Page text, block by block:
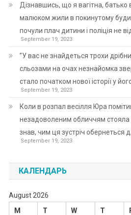
Дізнавшись, що я вагітна,
малюком жили в покинутому
почули плач дитини і поліція не
September 19, 2023
”У вас не знайдеться трохи
сльозами на очах незнайомка
стало початком нової історії у
September 19, 2023
Коли в розпал весілля Юра
незадоволеним обличчям стояла
знав, чим ця зустріч обернеться
September 19, 2023
КАЛЕНДАРЬ
August 2026
M
T W T